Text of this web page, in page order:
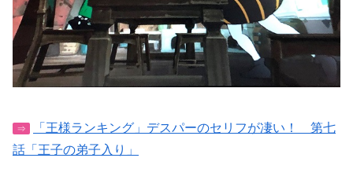
⇒
「王様ランキング」デスパーのセリフが凄い！ 第七
話「王子の弟子入り」